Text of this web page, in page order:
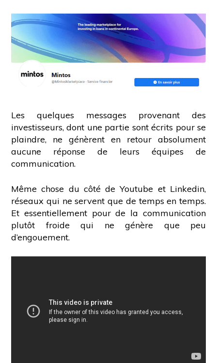
Les quelques messages provenant des
investisseurs, dont une partie sont écrits pour se
plaindre, ne génèrent en retour absolument
aucune réponse de leurs équipes de
communication.
Même chose du côté de Youtube et Linkedin,
réseaux qui ne servent que de temps en temps.
Et essentiellement pour de la communication
plutôt froide qui ne génère que peu
d’engouement.